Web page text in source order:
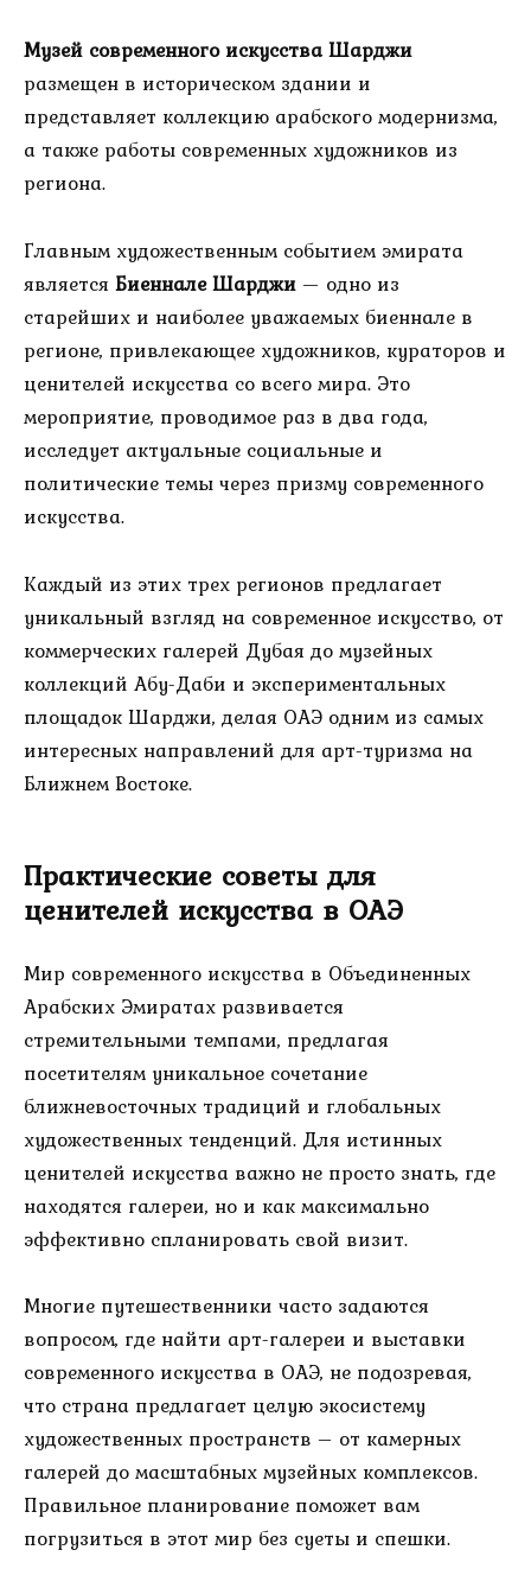
Музей современного искусства Шарджи
размещен в историческом здании и
представляет коллекцию арабского модернизма,
а также работы современных художников из
региона.
Главным художественным событием эмирата
являетсяБиеннале Шарджи — одно из
старейших и наиболее уважаемых биеннале в
регионе, привлекающее художников, кураторов и
ценителей искусства со всего мира. Это
мероприятие, проводимое раз в два года,
исследует актуальные социальные и
политические темы через призму современного
искусства.
Каждый из этих трех регионов предлагает
уникальный взгляд на современное искусство, от
коммерческих галерей Дубая до музейных
коллекций Абу-Даби и экспериментальных
площадок Шарджи, делая ОАЭ одним из самых
интересных направлений для арт-туризма на
Ближнем Востоке.
Практические советы для
ценителей искусства в ОАЭ
Мир современного искусства в Объединенных
Арабских Эмиратах развивается
стремительными темпами, предлагая
посетителям уникальное сочетание
ближневосточных традиций и глобальных
художественных тенденций. Для истинных
ценителей искусства важно не просто знать, где
находятся галереи, но и как максимально
эффективно спланировать свой визит.
Многие путешественники часто задаются
вопросом, где найти арт-галереи и выставки
современного искусства в ОАЭ, не подозревая,
что страна предлагает целую экосистему
художественных пространств – от камерных
галерей до масштабных музейных комплексов.
Правильное планирование поможет вам
погрузиться в этот мир без суеты и спешки.